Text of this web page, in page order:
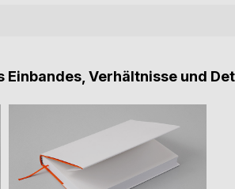
Verhältnisse und